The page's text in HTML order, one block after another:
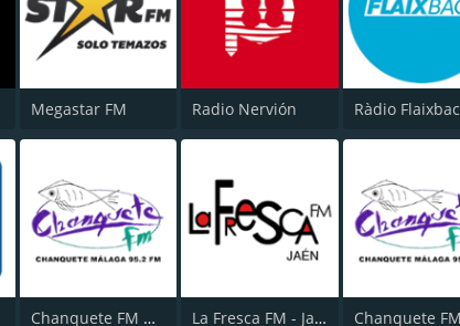
Megastar FM Radio Nervión Ràdio Flaixbac
Chanquete FM Málaga La Fresca FM - Jaén